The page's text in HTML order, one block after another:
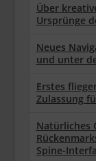
Über
Ursprünge
Neues
und unter
Erstes
Zulassung
Natürliches
Spine-